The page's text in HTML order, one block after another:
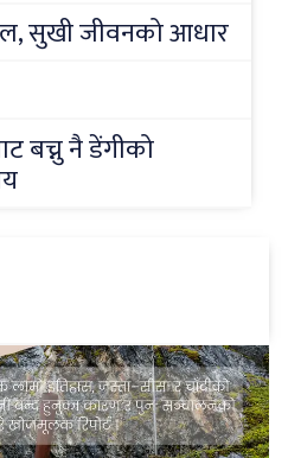
सुखी जीवनको आधार
बच्नु नै डेंगीको